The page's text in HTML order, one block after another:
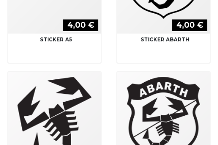
4,00 €
STICKER A5
4,00 €
STICKER ABARTH